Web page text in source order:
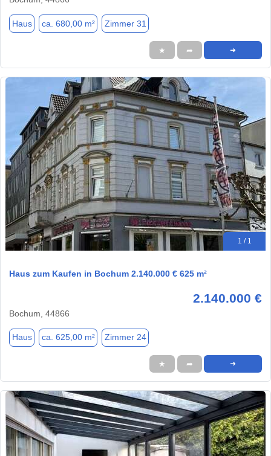
Haus ca. 680,00 m² Zimmer 31
★ ➦ ➜
1 / 1
Haus zum Kaufen in Bochum 2.140.000 € 625 m²
2.140.000 €
Bochum, 44866
Haus ca. 625,00 m² Zimmer 24
★ ➦ ➜